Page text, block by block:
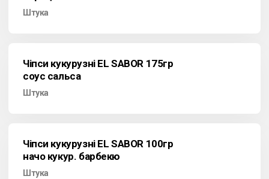
Штука
Чіпси кукурузні EL SABOR 175гр
соус сальса
Штука
Чіпси кукурузні EL SABOR 100гр
начо кукур. барбекю
Штука